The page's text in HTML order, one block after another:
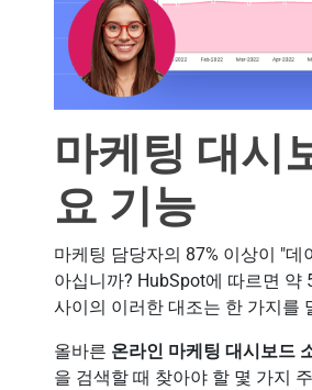
마케팅 대시
요 기능
마케팅 담당자의 87% 이상이 "
아십니까? HubSpot에 따르면 약
사이의 이러한 대조는 한 가지를
올바른 온라인 마케팅 대시보드
을 검색할 때 찾아야 할 몇 가지